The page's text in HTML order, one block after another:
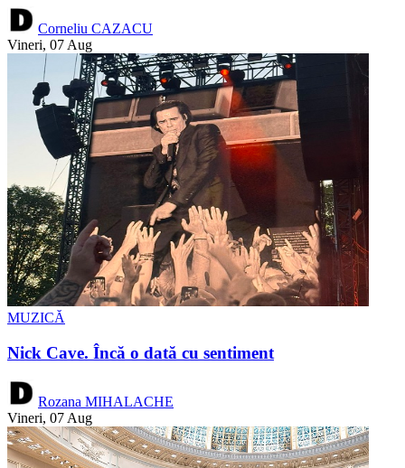
Corneliu CAZACU
Vineri, 07 Aug
MUZICĂ
Nick Cave. Încă o dată cu sentiment
Rozana MIHALACHE
Vineri, 07 Aug